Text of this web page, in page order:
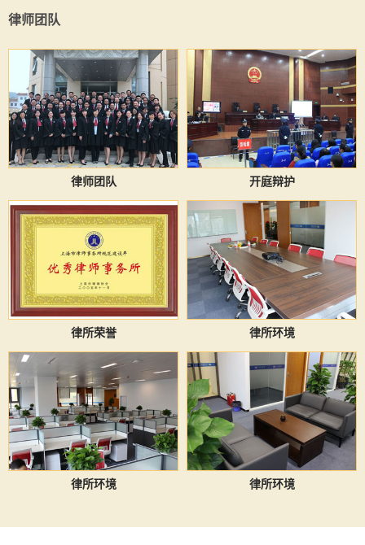
律师团队
律师团队 开庭辩护
律所荣誉 律所环境
律所环境 律所环境